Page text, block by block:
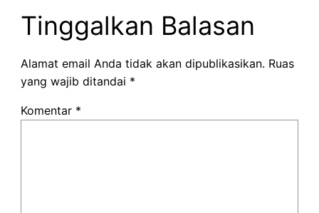
Tinggalkan Balasan
Alamat email Anda tidak akan dipublikasikan. Ruas
yang wajib ditandai *
Komentar *